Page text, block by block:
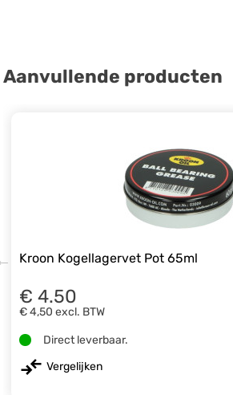
Aanvullende producten
Kroon Kogellagervet Pot 65ml
€ 4.50
€ 4,50 excl. BTW
Direct leverbaar.
Vergelijken